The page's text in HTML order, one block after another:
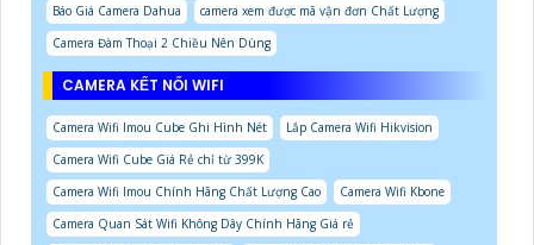
Báo Giá Camera Dahua
camera xem được mã vận đơn Chất Lượng
Camera Đàm Thoại 2 Chiều Nên Dùng
CAMERA KẾT NỐI WIFI
Camera Wifi Imou Cube Ghi Hình Nét
Lắp Camera Wifi Hikvision
Camera Wifi Cube Giá Rẻ chỉ từ 399K
Camera Wifi Imou Chính Hãng Chất Lượng Cao
Camera Wifi Kbone
Camera Quan Sát Wifi Không Dây Chính Hãng Giá rẻ